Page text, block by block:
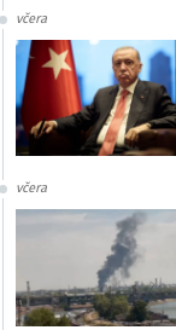
včera
včera